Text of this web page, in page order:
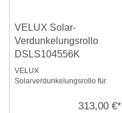
VELUX Solar-
Verdunkelungsrollo
DSLS104556K
VELUX
Solarverdunkelungsrollo für
alu Schiene, io-homecontrol
313,00 €*